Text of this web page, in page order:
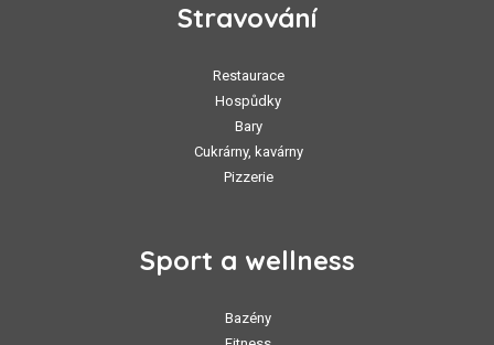
Stravování
Restaurace
Hospůdky
Bary
Cukrárny, kavárny
Pizzerie
Sport a wellness
Bazény